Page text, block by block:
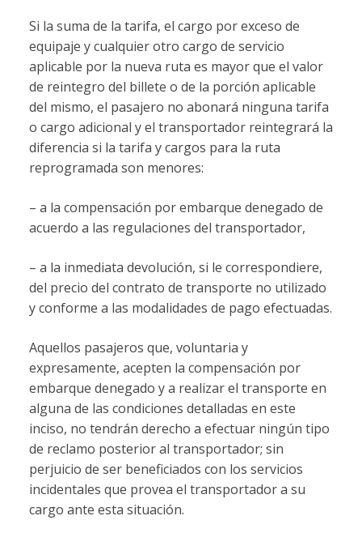
Si la suma de la tarifa, el cargo por exceso de
equipaje y cualquier otro cargo de servicio
aplicable por la nueva ruta es mayor que el valor
de reintegro del billete o de la porción aplicable
del mismo, el pasajero no abonará ninguna tarifa
o cargo adicional y el transportador reintegrará la
diferencia si la tarifa y cargos para la ruta
reprogramada son menores:
– a la compensación por embarque denegado de
acuerdo a las regulaciones del transportador,
– a la inmediata devolución, si le correspondiere,
del precio del contrato de transporte no utilizado
y conforme a las modalidades de pago efectuadas.
Aquellos pasajeros que, voluntaria y
expresamente, acepten la compensación por
embarque denegado y a realizar el transporte en
alguna de las condiciones detalladas en este
inciso, no tendrán derecho a efectuar ningún tipo
de reclamo posterior al transportador; sin
perjuicio de ser beneficiados con los servicios
incidentales que provea el transportador a su
cargo ante esta situación.